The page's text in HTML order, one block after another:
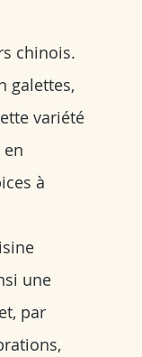
chinois.
galettes,
variété
à
une
par